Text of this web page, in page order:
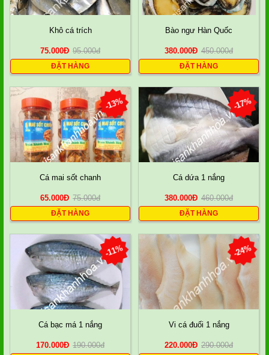
Khô cá trích
75.000Đ 95.000đ
ĐẶT HÀNG
Bào ngư Hàn Quốc
380.000Đ 450.000đ
ĐẶT HÀNG
-13%
Cá mai sốt chanh
65.000Đ 75.000đ
ĐẶT HÀNG
-17%
Cá dứa 1 nắng
380.000Đ 460.000đ
ĐẶT HÀNG
-11%
Cá bạc má 1 nắng
170.000Đ 190.000đ
-24%
Vi cá đuối 1 nắng
220.000Đ 290.000đ